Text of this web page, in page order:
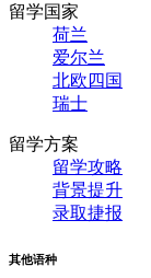
留学国家
荷兰
爱尔兰
北欧四国
瑞士
留学方案
留学攻略
背景提升
录取捷报
其他语种